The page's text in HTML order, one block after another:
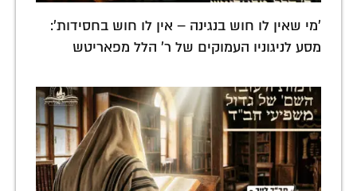
'מי שאין לו חוש בנגינה – אין לו חוש בחסידות':
מסע לניגוניו העמוקים של ר' הלל מפאריטש